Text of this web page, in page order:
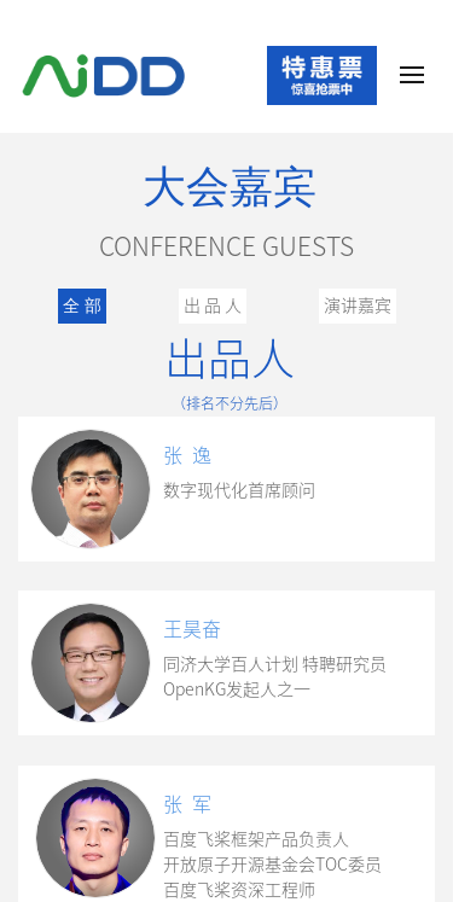
大会嘉宾
CONFERENCE GUESTS
全 部 出 品 人 演讲嘉宾
张 逸
数字现代化首席顾问
王昊奋
同济大学百人计划 特聘研究员
OpenKG发起人之一
张 军
百度飞桨框架产品负责人
开放原子开源基金会TOC委员
百度飞桨资深工程师
出品人
（排名不分先后）